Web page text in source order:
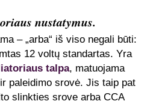
nustatymus.
– „arba“ iš viso negali būti:
12 voltų standartas. Yra
talpa, matuojama
paleidimo srovė. Jis taip pat
slinkties srove arba CCA